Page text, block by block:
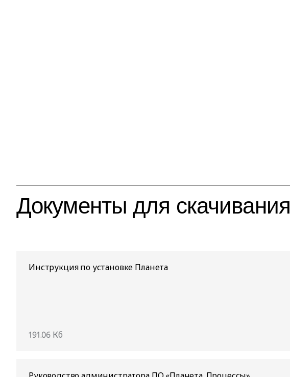
Документы для скачивания
Инструкция по установке Планета
191.06 Кб